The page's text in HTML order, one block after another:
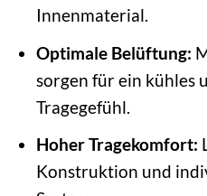
Innenmaterial.
Optimale Belüftung:
sorgen für ein kühles
Tragegefühl.
Hoher Tragekomfort:
Konstruktion und